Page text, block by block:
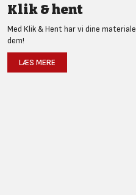
Klik & hent
Med Klik & Hent har vi dine
dem!
LÆS MERE